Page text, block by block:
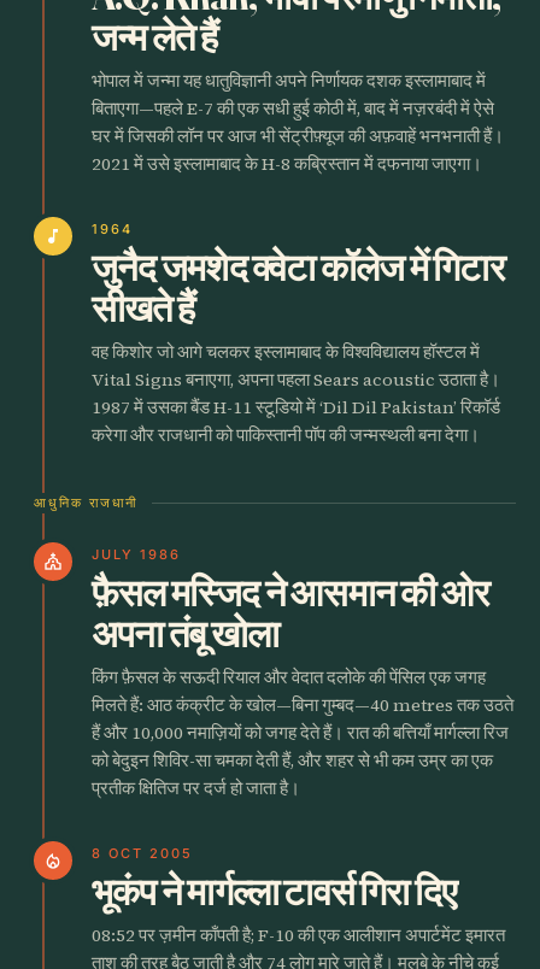
जन्म लेते हैं
भोपाल में जन्मा यह धातुविज्ञानी अपने निर्णायक दशक इस्लामाबाद में
बिताएगा—पहले E-7 की एक सधी हुई कोठी में, बाद में नज़रबंदी में ऐसे
घर में जिसकी लॉन पर आज भी सेंट्रीफ़्यूज की अफ़वाहें भनभनाती हैं।
2021 में उसे इस्लामाबाद के H-8 कब्रिस्तान में दफनाया जाएगा।
music_note 1964
जुनैद जमशेद क्वेटा कॉलेज में गिटार
सीखते हैं
वह किशोर जो आगे चलकर इस्लामाबाद के विश्वविद्यालय हॉस्टल में
Vital Signs बनाएगा, अपना पहला Sears acoustic उठाता है।
1987 में उसका बैंड H-11 स्टूडियो में ‘Dil Dil Pakistan’ रिकॉर्ड
करेगा और राजधानी को पाकिस्तानी पॉप की जन्मस्थली बना देगा।
आधुनिक राजधानी
church JULY 1986
फ़ैसल मस्जिद ने आसमान की ओर
अपना तंबू खोला
किंग फ़ैसल के सऊदी रियाल और वेदात दलोके की पेंसिल एक जगह
मिलते हैं: आठ कंक्रीट के खोल—बिना गुम्बद—40 metres तक उठते
हैं और 10,000 नमाज़ियों को जगह देते हैं। रात की बत्तियाँ मार्गल्ला रिज
को बेदुइन शिविर-सा चमका देती हैं, और शहर से भी कम उम्र का एक
प्रतीक क्षितिज पर दर्ज हो जाता है।
local_fire_department 8 OCT 2005
भूकंप ने मार्गल्ला टावर्स गिरा दिए
08:52 पर ज़मीन काँपती है; F-10 की एक आलीशान अपार्टमेंट इमारत
ताश की तरह बैठ जाती है और 74 लोग मारे जाते हैं। मलबे के नीचे कई